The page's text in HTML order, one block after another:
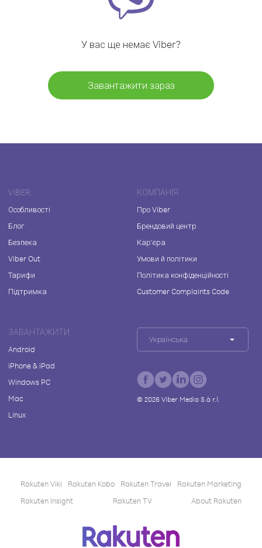
У вас ще немає Viber?
Завантажити зараз
VIBER
Особливості
Блог
Безпека
Viber Out
Тарифи
Підтримка
КОМПАНІЯ
Про Viber
Брендовий центр
Кар'єра
Умови й політики
Політика конфіденційності
Customer Complaints Code
ЗАВАНТАЖИТИ
Android
iPhone & iPad
Windows PC
Mac
Linux
Українська
© 2026Viber Media S.à r.l.
Rakuten Viki Rakuten Kobo Rakuten Travel
Rakuten Marketing
Rakuten Insight
Rakuten TV About Rakuten